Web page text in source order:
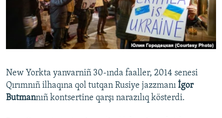
Русский
Українською
New Yorkta yanvarniñ 30-ında faaller, 2014 senesi
Qırımnıñ ilhaqına qol tutqan Rusiye jazzmanı İgor
Butmannıñ kontsertine qarşı narazılıq kösterdi.